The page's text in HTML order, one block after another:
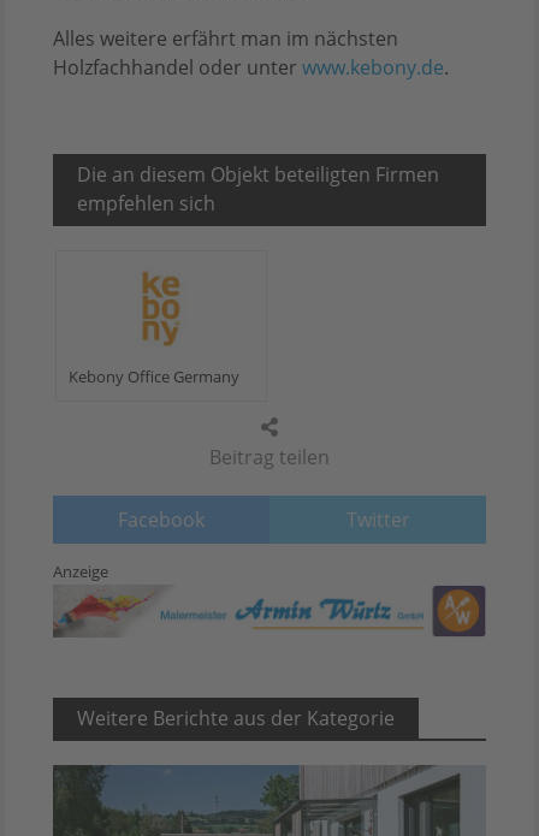
Beitrag teilen
Facebook Twitter
Alles weitere erfährt man im nächsten
Holzfachhandel oder unter www.kebony.de.
Die an diesem Objekt beteiligten Firmen
empfehlen sich
Kebony Office Germany
Anzeige
Weitere Berichte aus der Kategorie